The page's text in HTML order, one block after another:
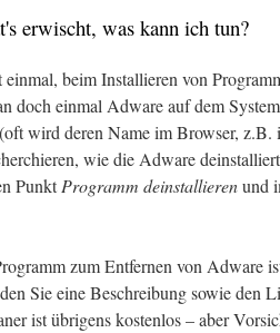
erwischt, was kann ich tun?
beim Installieren von
doch einmal Adware auf dem
wird deren Name im Browser, z.B.
wie die Adware
PunktProgramm deinstallierenund
zum Entfernen von Adware
Sie eine Beschreibung sowie den
ist übrigens kostenlos – aber